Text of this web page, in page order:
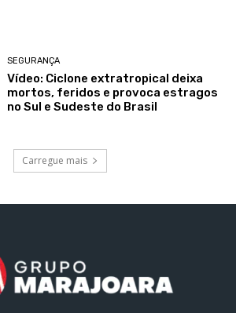
SEGURANÇA
Vídeo: Ciclone extratropical deixa
mortos, feridos e provoca estragos
no Sul e Sudeste do Brasil
Carregue mais